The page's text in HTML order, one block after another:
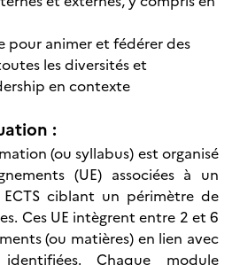
pour animer et fédérer des
les diversités et
en contexte
:
(ou syllabus) est organisé
(UE) associées à un
ciblant un périmètre de
Ces UE intègrent entre 2 et 6
(ou matières) en lien avec
Chaque module